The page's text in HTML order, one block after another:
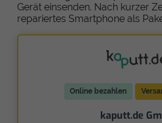
Gerät einsenden. Nach kurzer
repariertes Smartphone als
Online bezahlen
kaputt.de